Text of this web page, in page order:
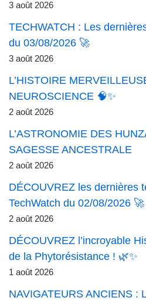
3 août 2026
TECHWATCH : Les
du 03/08/2026 🚀
3 août 2026
L’HISTOIRE
NEUROSCIENCE 🧠✨
2 août 2026
L’ASTRONOMIE DES
SAGESSE ANCESTRALE
2 août 2026
DÉCOUVREZ les dernières
TechWatch du 02/08/2026 🚀
2 août 2026
DÉCOUVREZ l’incroyable
de la Phytorésistance ! 🌿✨
1 août 2026
NAVIGATEURS ANCIENS :